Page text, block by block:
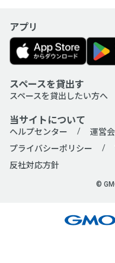
会場タイプ
すべて 貸し会議室
展示会場 カラオケボッ
イベントスペース 撮影
音楽スタジオ ハウスス
レンタルキッチン
トレーニ
アプリ
スペースを貸出す
スペースを貸出したい方へ
当サイトについて
ヘルプセンター 運営
プライバシーポリシー
反社対応方針
©